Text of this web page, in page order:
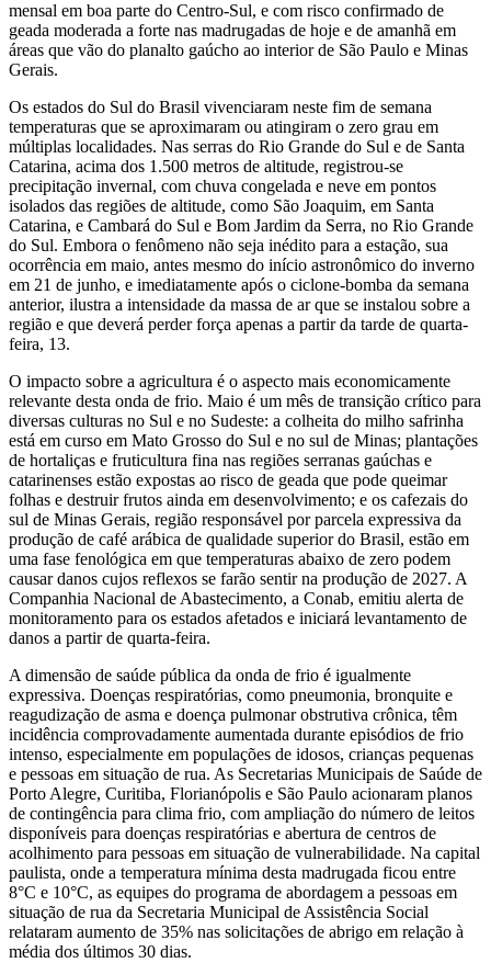
mensal em boa parte do Centro-Sul, e com risco confirmado de
geada moderada a forte nas madrugadas de hoje e de amanhã em
áreas que vão do planalto gaúcho ao interior de São Paulo e Minas
Gerais.
Os estados do Sul do Brasil vivenciaram neste fim de semana
temperaturas que se aproximaram ou atingiram o zero grau em
múltiplas localidades. Nas serras do Rio Grande do Sul e de Santa
Catarina, acima dos 1.500 metros de altitude, registrou-se
precipitação invernal, com chuva congelada e neve em pontos
isolados das regiões de altitude, como São Joaquim, em Santa
Catarina, e Cambará do Sul e Bom Jardim da Serra, no Rio Grande
do Sul. Embora o fenômeno não seja inédito para a estação, sua
ocorrência em maio, antes mesmo do início astronômico do inverno
em 21 de junho, e imediatamente após o ciclone-bomba da semana
anterior, ilustra a intensidade da massa de ar que se instalou sobre a
região e que deverá perder força apenas a partir da tarde de quarta-
feira, 13.
O impacto sobre a agricultura é o aspecto mais economicamente
relevante desta onda de frio. Maio é um mês de transição crítico para
diversas culturas no Sul e no Sudeste: a colheita do milho safrinha
está em curso em Mato Grosso do Sul e no sul de Minas; plantações
de hortaliças e fruticultura fina nas regiões serranas gaúchas e
catarinenses estão expostas ao risco de geada que pode queimar
folhas e destruir frutos ainda em desenvolvimento; e os cafezais do
sul de Minas Gerais, região responsável por parcela expressiva da
produção de café arábica de qualidade superior do Brasil, estão em
uma fase fenológica em que temperaturas abaixo de zero podem
causar danos cujos reflexos se farão sentir na produção de 2027. A
Companhia Nacional de Abastecimento, a Conab, emitiu alerta de
monitoramento para os estados afetados e iniciará levantamento de
danos a partir de quarta-feira.
A dimensão de saúde pública da onda de frio é igualmente
expressiva. Doenças respiratórias, como pneumonia, bronquite e
reagudização de asma e doença pulmonar obstrutiva crônica, têm
incidência comprovadamente aumentada durante episódios de frio
intenso, especialmente em populações de idosos, crianças pequenas
e pessoas em situação de rua. As Secretarias Municipais de Saúde de
Porto Alegre, Curitiba, Florianópolis e São Paulo acionaram planos
de contingência para clima frio, com ampliação do número de leitos
disponíveis para doenças respiratórias e abertura de centros de
acolhimento para pessoas em situação de vulnerabilidade. Na capital
paulista, onde a temperatura mínima desta madrugada ficou entre
8°C e 10°C, as equipes do programa de abordagem a pessoas em
situação de rua da Secretaria Municipal de Assistência Social
relataram aumento de 35% nas solicitações de abrigo em relação à
média dos últimos 30 dias.